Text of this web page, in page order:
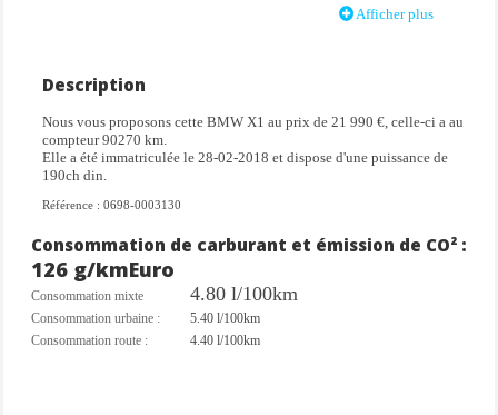
Anti-démarrage électronique
Appuie-tête réglable en hauteur
Attention Assist : système de détection de somnolence
Autoradio BMW Professional, 6 haut-parleurs, prise AUX-IN, port
Search")
Avertisseur de risque de collision
Banquette arrière 3 places avec dossiers rabattables en trois parties
(40/20/40)
Bas de caisse avant noir mat avec sabot de protection "Silber mat"
Bas de caisse latéraux noir mat avec jupes latérales "Silber mat"
Afficher plus
Description
Nous vous proposons cette BMW X1 au prix de 21 990 €, celle-ci a au
compteur 90270 km.
Elle a été immatriculée le 28-02-2018 et dispose d'une puissance de
190ch din.
Référence : 0698-0003130
Consommation de carburant et émission de CO² :
126 g/kmEuro
Consommation mixte 4.80 l/100km
Consommation urbaine :
5.40 l/100km
Consommation route :
4.40 l/100km